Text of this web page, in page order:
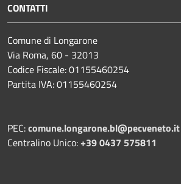
CONTATTI
Comune di Longarone
Via Roma, 60 - 32013
Codice Fiscale: 01155460254
Partita IVA: 01155460254
PEC:comune.longarone.bl@pecveneto.it
Centralino Unico:+39 0437 575811